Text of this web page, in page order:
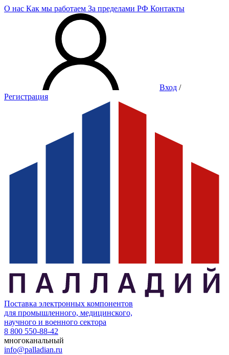
О нас Как мы работаем За пределами РФ Контакты
Вход /
Регистрация
Поставка электронных компонентов
для промышленного, медицинского,
научного и военного сектора
8 800 550-88-42
многоканальный
info@palladian.ru